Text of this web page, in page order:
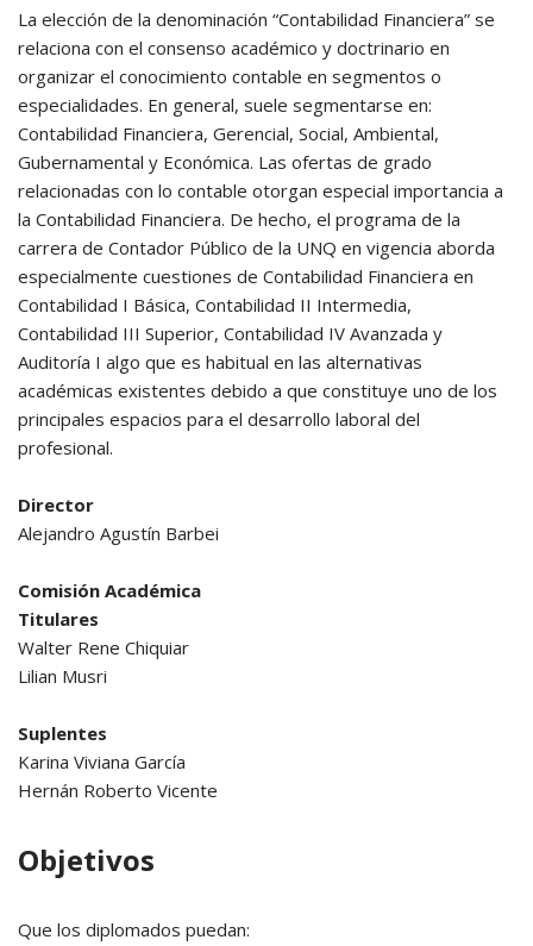
La elección de la denominación “Contabilidad Financiera” se
relaciona con el consenso académico y doctrinario en
organizar el conocimiento contable en segmentos o
especialidades. En general, suele segmentarse en:
Contabilidad Financiera, Gerencial, Social, Ambiental,
Gubernamental y Económica. Las ofertas de grado
relacionadas con lo contable otorgan especial importancia a
la Contabilidad Financiera. De hecho, el programa de la
carrera de Contador Público de la UNQ en vigencia aborda
especialmente cuestiones de Contabilidad Financiera en
Contabilidad I Básica, Contabilidad II Intermedia,
Contabilidad III Superior, Contabilidad IV Avanzada y
Auditoría I algo que es habitual en las alternativas
académicas existentes debido a que constituye uno de los
principales espacios para el desarrollo laboral del
profesional.
Director
Alejandro Agustín Barbei
Comisión Académica
Titulares
Walter Rene Chiquiar
Lilian Musri
Suplentes
Karina Viviana García
Hernán Roberto Vicente
Objetivos
Que los diplomados puedan: